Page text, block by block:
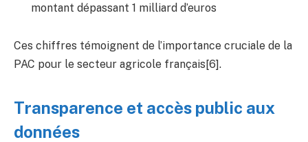
montant dépassant 1 milliard d’euros
Ces chiffres témoignent de l’importance cruciale de la
PAC pour le secteur agricole français[6].
Transparence et accès public aux
données